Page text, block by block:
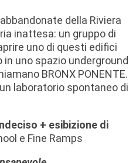
della Riviera
inattesa: un gruppo di
uno di questi edifici
uno spazio underground
BRONX PONENTE.
laboratorio spontaneo di
+ esibizione di
e Fine Ramps